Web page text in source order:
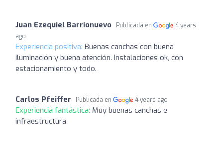
Juan Ezequiel Barrionuevo Publicada en
4 years
ago
Experiencia positiva: Buenas canchas con buena
iluminación y buena atención. Instalaciones ok, con
estacionamiento y todo.
Carlos Pfeiffer Publicada en 4 years ago
Experiencia fantástica: Muy buenas canchas e
infraestructura